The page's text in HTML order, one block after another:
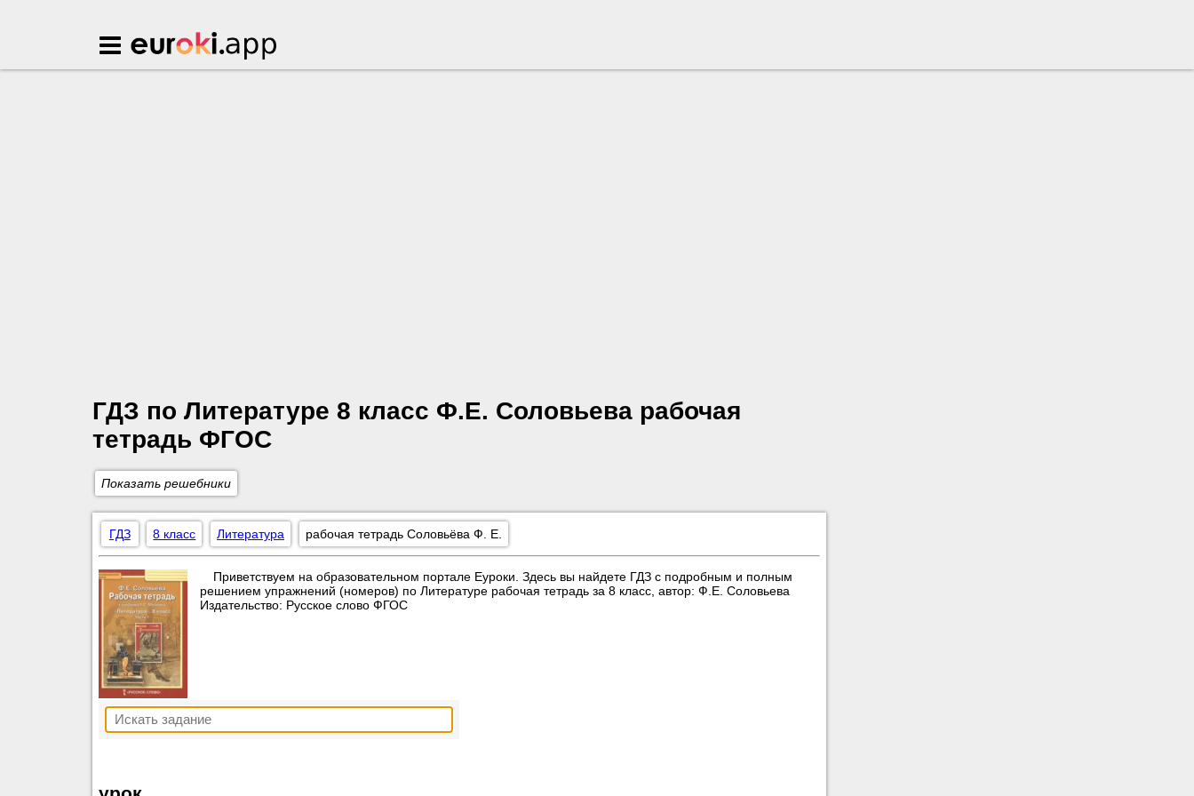
Euroki.app
ГДЗ по Литературе 8 класс Ф.Е. Соловьева рабочая
тетрадь ФГОС
Показать решебники
ГДЗ 8 класс Литература рабочая тетрадь Соловьёва Ф. Е.
Приветствуем на образовательном портале Еуроки. Здесь вы найдете ГДЗ с подробным и полным
решением упражнений (номеров) по Литературе рабочая тетрадь за 8 класс, автор: Ф.Е. Соловьева
Издательство: Русское слово ФГОС